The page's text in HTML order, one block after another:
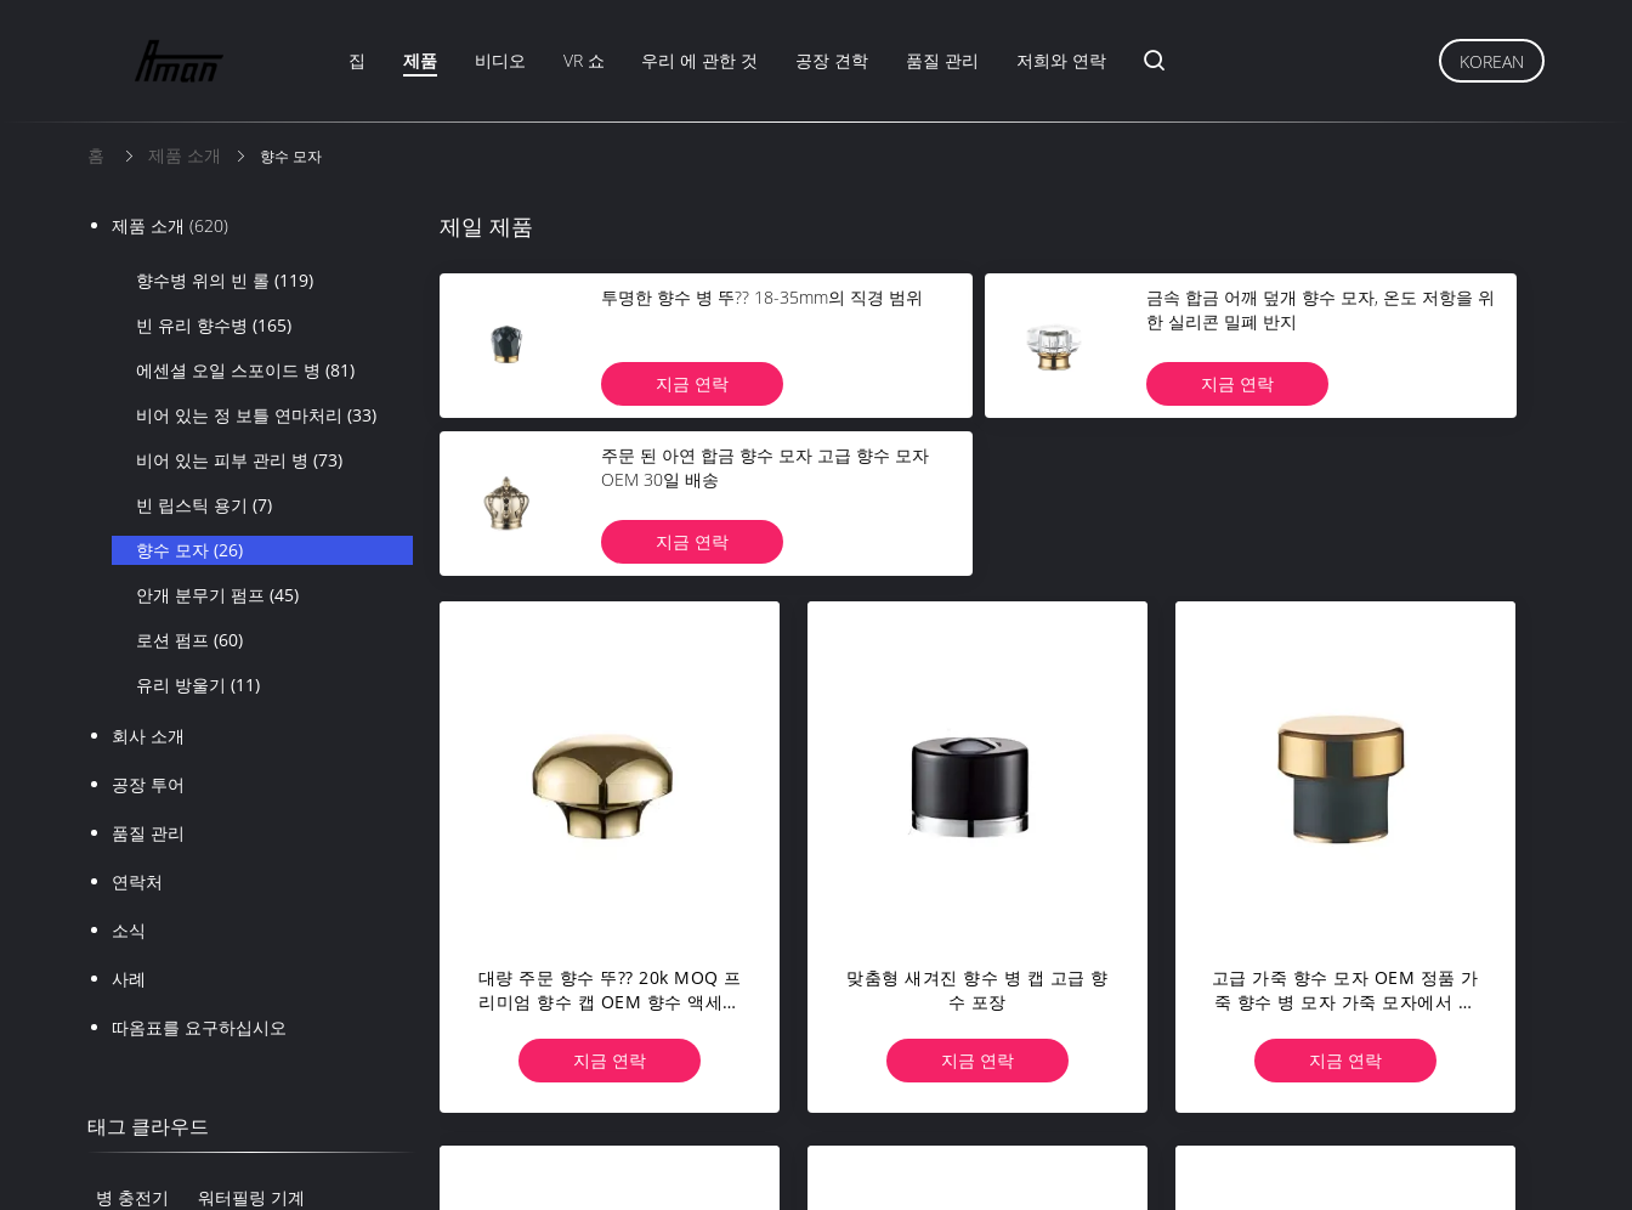
집 제품 비디오 VR 쇼 우리 에 관한 것 공장 견학 품질 관리 저희와 연락 KOREAN
홈 제품 소개 향수 모자
제품 소개 (620)
향수병 위의 빈 롤 (119)
빈 유리 향수병 (165)
에센셜 오일 스포이드 병 (81)
비어 있는 정 보틀 연마처리 (33)
비어 있는 피부 관리 병 (73)
빈 립스틱 용기 (7)
향수 모자 (26)
안개 분무기 펌프 (45)
로션 펌프 (60)
유리 방울기 (11)
회사 소개
공장 투어
품질 관리
연락처
소식
사례
따옴표를 요구하십시오
태그 클라우드
병 충전기
워터필링 기계
제일 제품
투명한 향수 병 뚜?? 18-35mm의 직경 범위
지금 연락
금속 합금 어깨 덮개 향수 모자, 온도 저항을 위
한 실리콘 밀폐 반지
지금 연락
주문 된 아연 합금 향수 모자 고급 향수 모자
OEM 30일 배송
지금 연락
대량 주문 향수 뚜?? 20k MOQ 프
리미엄 향수 캡 OEM 향수 액세서
지금 연락
맞춤형 새겨진 향수 병 캡 고급 향
수 포장
지금 연락
고급 가죽 향수 모자 OEM 정품 가
죽 향수 병 모자 가죽 모자에서 향
법
지금 연락